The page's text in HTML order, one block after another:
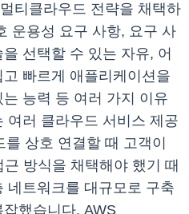
티클라우드 전략을 채택하
운용성 요구 사항, 요구 사
선택할 수 있는 자유, 어
빠르게 애플리케이션을
능력 등 여러 가지 이유
여러 클라우드 서비스 제공
상호 연결할 때 고객이
방식을 채택해야 했기 때
네트워크를 대규모로 구축
했습니다. AWS